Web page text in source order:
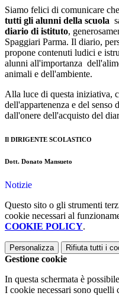
Siamo felici di comunicare
tutti gli alunni della scuola
diario di istituto,
Spaggiari Parma. Il diario,
propone contenuti ludici e
alunni all'importanza
animali e dell'ambiente.
Alla luce di questa iniziativa,
dell'appartenenza e del
dall'onere dell'acquisto del
Il DIRIGENTE SCOLASTICO
Dott. Donato Mansueto
Notizie
Questo sito o gli strumenti
cookie necessari al
COOKIE POLICY.
Personalizza Rifiuta tutti i
Gestione cookie
In questa schermata è
I cookie necessari sono quelli